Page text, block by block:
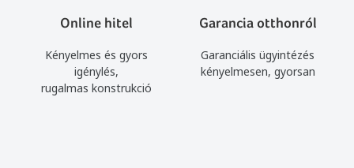
Online hitel
Kényelmes és gyors
igénylés,
rugalmas konstrukció
Garancia otthonról
Garanciális ügyintézés
kényelmesen, gyorsan